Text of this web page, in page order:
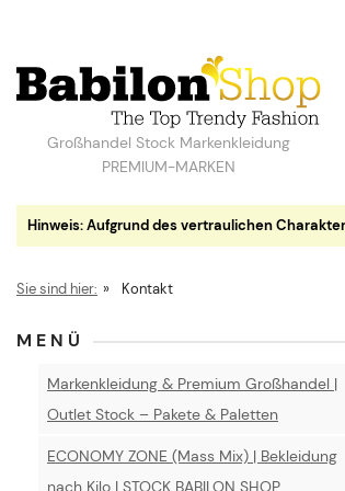
Großhandel Stock Markenkleidung
PREMIUM-MARKEN
Hinweis: Aufgrund des vertraulichen
Sie sind hier: » Kontakt
MENÜ
Markenkleidung & Premium Großhandel |
Outlet Stock – Pakete & Paletten
ECONOMY ZONE (Mass Mix) | Bekleidung
nach Kilo | STOCK BABILON SHOP